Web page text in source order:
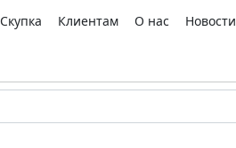
Скупка Клиентам О нас Новости